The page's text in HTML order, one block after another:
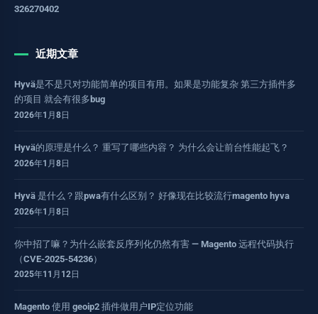
326270402
近期文章
Hyvä是不是只对功能简单的项目有用。如果是功能复杂 第三方插件多
的项目 就会有很多bug
2026年1月8日
Hyvä的原理是什么？ 重写了哪些内容？ 为什么会让前台性能起飞？
2026年1月8日
Hyvä 是什么？跟pwa有什么区别？ 好像现在比较流行magento hyva
2026年1月8日
你中招了嘛？为什么嵌套反序列化仍然有害 — Magento 远程代码执行
（CVE-2025-54236）
2025年11月12日
Magento 使用 geoip2 插件做用户IP定位功能